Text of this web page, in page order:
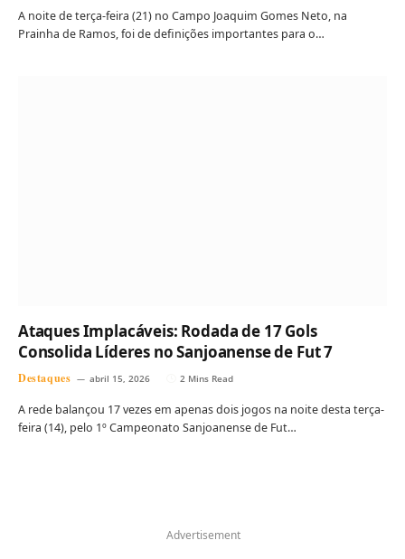
A noite de terça-feira (21) no Campo Joaquim Gomes Neto, na
Prainha de Ramos, foi de definições importantes para o…
Ataques Implacáveis: Rodada de 17 Gols
Consolida Líderes no Sanjoanense de Fut 7
Destaques abril 15, 2026 2 Mins Read
A rede balançou 17 vezes em apenas dois jogos na noite desta terça-
feira (14), pelo 1º Campeonato Sanjoanense de Fut…
Advertisement